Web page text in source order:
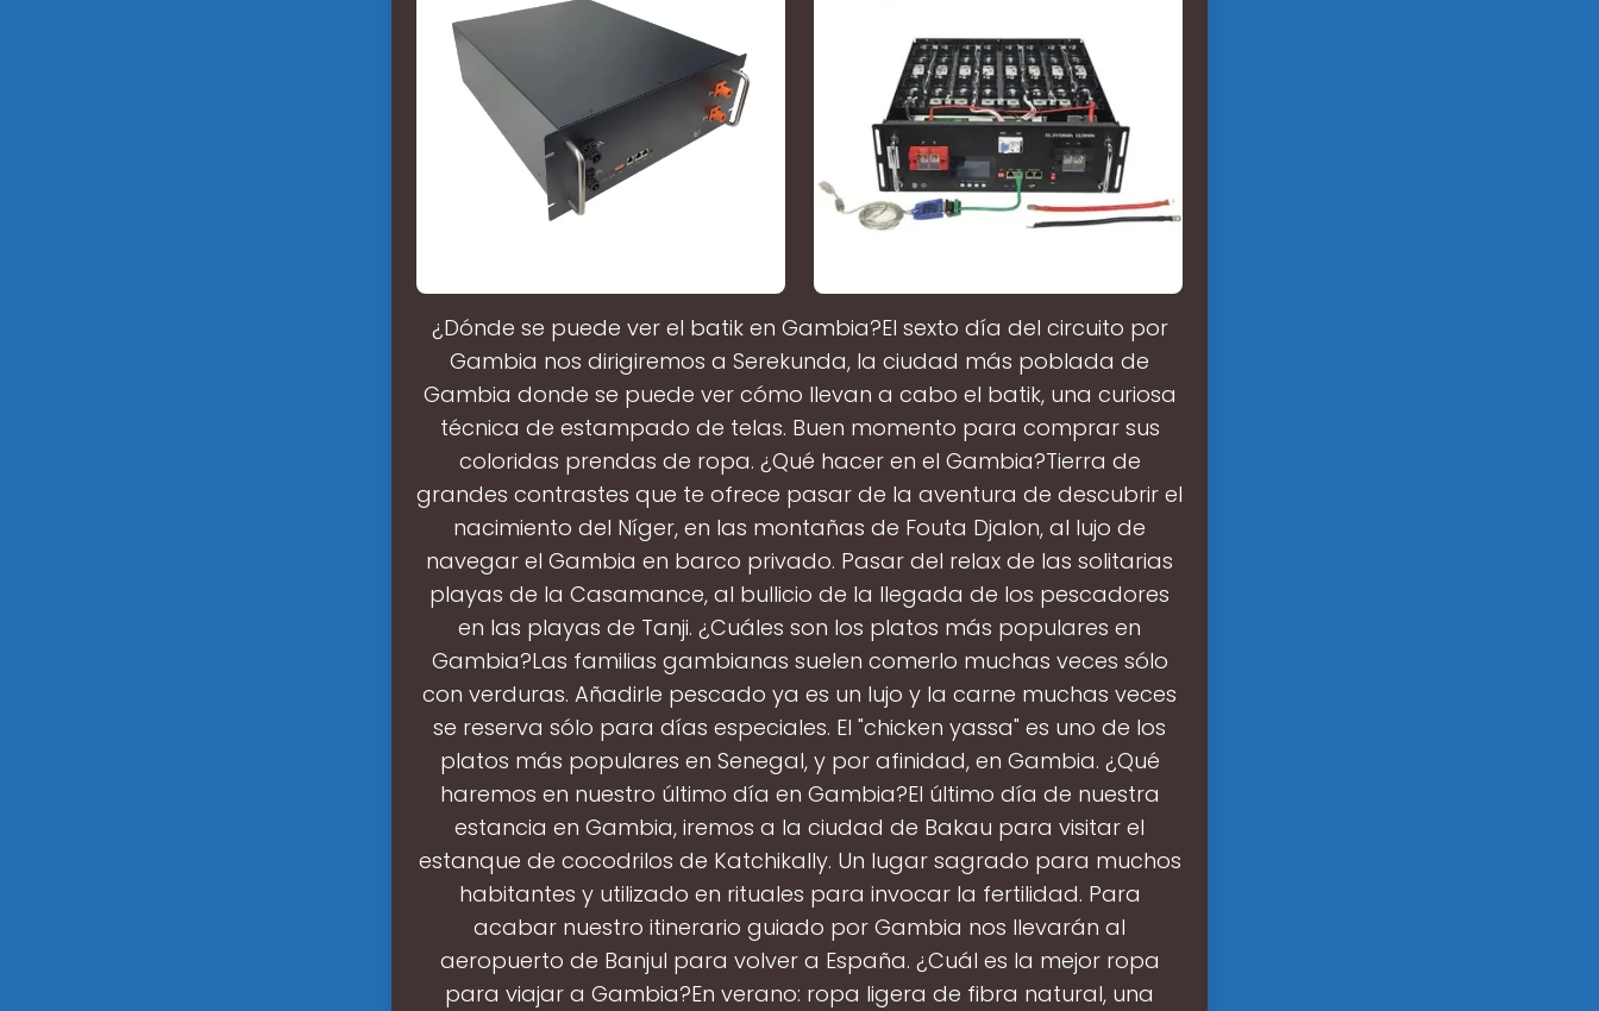
¿Dónde se puede ver el batik en Gambia?El sexto día del circuito por
Gambia nos dirigiremos a Serekunda, la ciudad más poblada de
Gambia donde se puede ver cómo llevan a cabo el batik, una curiosa
técnica de estampado de telas. Buen momento para comprar sus
coloridas prendas de ropa. ¿Qué hacer en el Gambia?Tierra de
grandes contrastes que te ofrece pasar de la aventura de descubrir el
nacimiento del Níger, en las montañas de Fouta Djalon, al lujo de
navegar el Gambia en barco privado. Pasar del relax de las solitarias
playas de la Casamance, al bullicio de la llegada de los pescadores
en las playas de Tanji. ¿Cuáles son los platos más populares en
Gambia?Las familias gambianas suelen comerlo muchas veces sólo
con verduras. Añadirle pescado ya es un lujo y la carne muchas veces
se reserva sólo para días especiales. El "chicken yassa" es uno de los
platos más populares en Senegal, y por afinidad, en Gambia. ¿Qué
haremos en nuestro último día en Gambia?El último día de nuestra
estancia en Gambia, iremos a la ciudad de Bakau para visitar el
estanque de cocodrilos de Katchikally. Un lugar sagrado para muchos
habitantes y utilizado en rituales para invocar la fertilidad. Para
acabar nuestro itinerario guiado por Gambia nos llevarán al
aeropuerto de Banjul para volver a España. ¿Cuál es la mejor ropa
para viajar a Gambia?En verano: ropa ligera de fibra natural, una